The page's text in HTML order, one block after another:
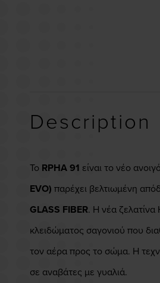
Description
Το RPHA 91 είναι το νέο
EVO) παρέχει βελτιωμένη
GLASS FIBER. Η νέα
κλειδώματος σαγονιού που
τον αέρα προς το σώμα. Η
σε αναβάτες με γυαλιά.